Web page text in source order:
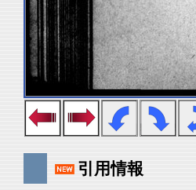
引用情報